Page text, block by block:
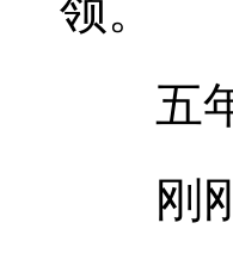
领。
五年
刚刚